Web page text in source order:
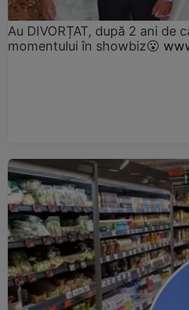
Au DIVORȚAT, după 2 ani de
momentului în showbiz😮